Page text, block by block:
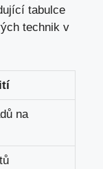
tabulce
technik v
na